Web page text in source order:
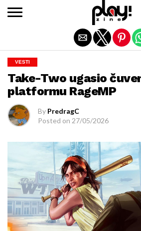
VESTI
Take-Two ugasio
platformu RageMP
By PredragC
Posted on 27/05/2026
Exit mobile